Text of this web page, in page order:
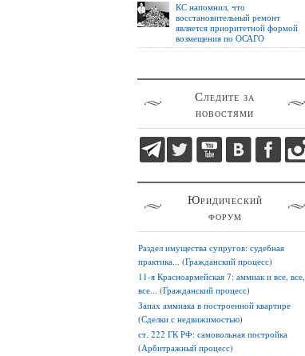
КС напомнил, что
восстановительный ремонт
является приоритетной формой
возмещения по ОСАГО
Следите за
новостями
Юридический
форум
Раздел имущества супругов: судебная
практика... (Гражданский процесс)
11-я Красноармейская 7: аммиак и все, все,
все... (Гражданский процесс)
Запах аммиака в построенной квартире
(Сделки с недвижимостью)
ст. 222 ГК РФ: самовольная постройка
(Арбитражный процесс)